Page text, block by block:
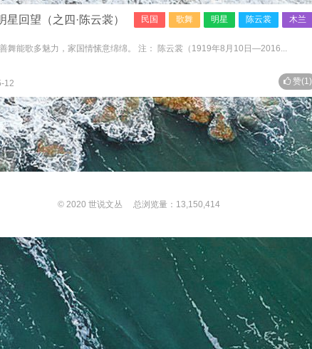
民国 歌舞 明星 陈云裳 木兰
回望（之四·陈云裳）
舞能歌多魅力，家国情愫意绵绵。 注： 陈云裳（1919年8月10日—2016...
12 赞(1)
© 2020 世说文丛 总浏览量：13,150,414